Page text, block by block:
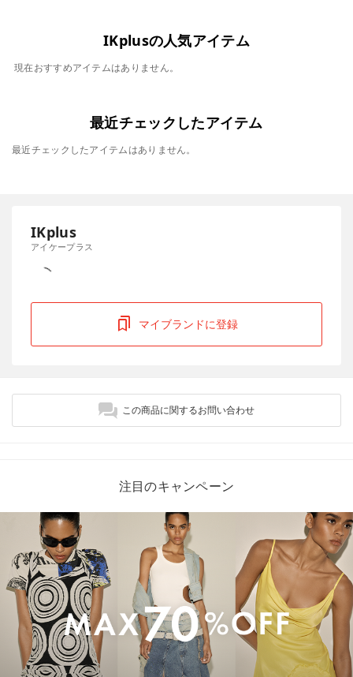
IKplusの人気アイテム
現在おすすめアイテムはありません。
最近チェックしたアイテム
最近チェックしたアイテムはありません。
IKplus
アイケープラス
マイブランドに登録
この商品に関するお問い合わせ
注目のキャンペーン